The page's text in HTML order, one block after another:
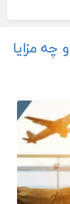
مزایا